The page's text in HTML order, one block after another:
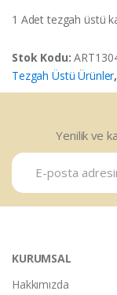
1 Adet tezgah üstü
Stok Kodu:
Tezgah Üstü Ürünler,
Yenilik ve
KURUMSAL
Hakkımızda